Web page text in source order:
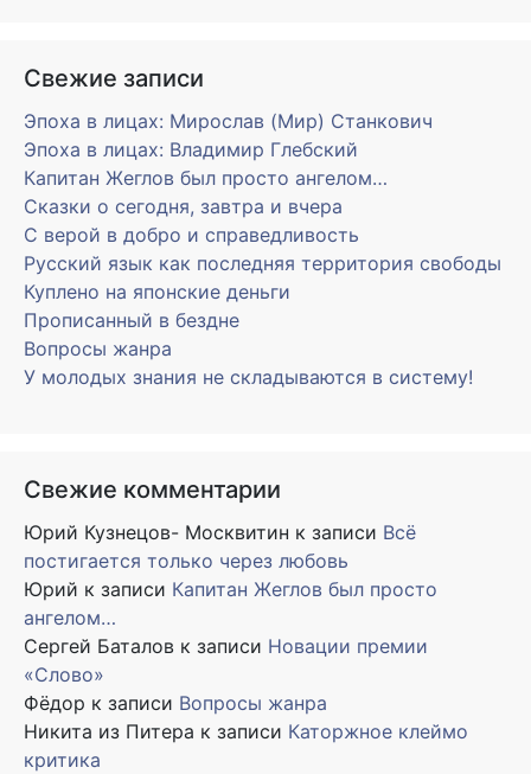
Свежие записи
Эпоха в лицах: Мирослав (Мир) Станкович
Эпоха в лицах: Владимир Глебский
Капитан Жеглов был просто ангелом…
Сказки о сегодня, завтра и вчера
С верой в добро и справедливость
Русский язык как последняя территория свободы
Куплено на японские деньги
Прописанный в бездне
Вопросы жанра
У молодых знания не складываются в систему!
Свежие комментарии
Юрий Кузнецов- Москвитин к записи Всё
постигается только через любовь
Юрий к записи Капитан Жеглов был просто
ангелом…
Сергей Баталов к записи Новации премии
«Слово»
Фёдор к записи Вопросы жанра
Никита из Питера к записи Каторжное клеймо
критика